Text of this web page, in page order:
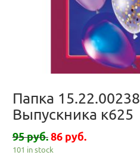
Папка
Выпускника к625
95 руб. 86 руб.
101 in stock